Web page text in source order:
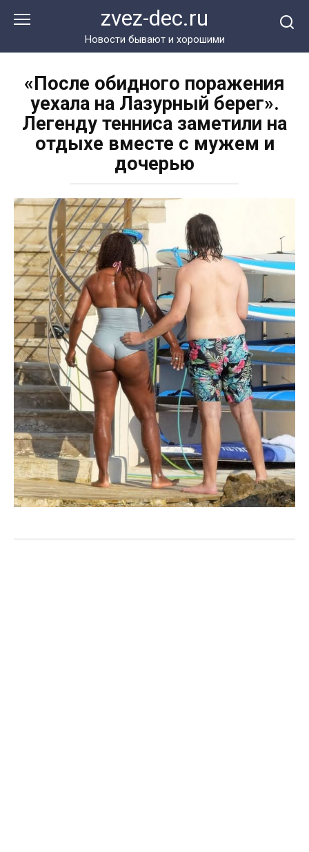
zvez-dec.ru
Новости бывают и хорошими
«После обидного поражения
уехала на Лазурный берег».
Легенду тенниса заметили на
отдыхе вместе с мужем и
дочерью